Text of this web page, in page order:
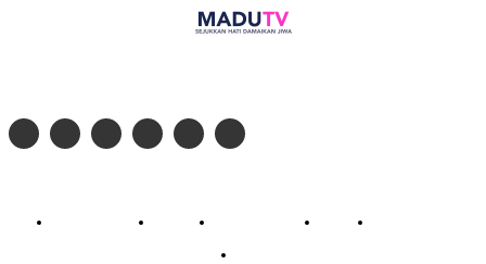
Profil Madu TV Redaksi Pedoman Siber Kontak